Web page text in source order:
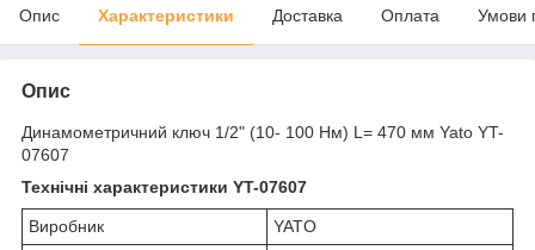
Опис Характеристики Доставка Оплата Умови
Опис
Динамометричний ключ 1/2" (10- 100 Нм) L= 470 мм Yato YT-
07607
Технічні характеристики YT-07607
Виробник
YATO